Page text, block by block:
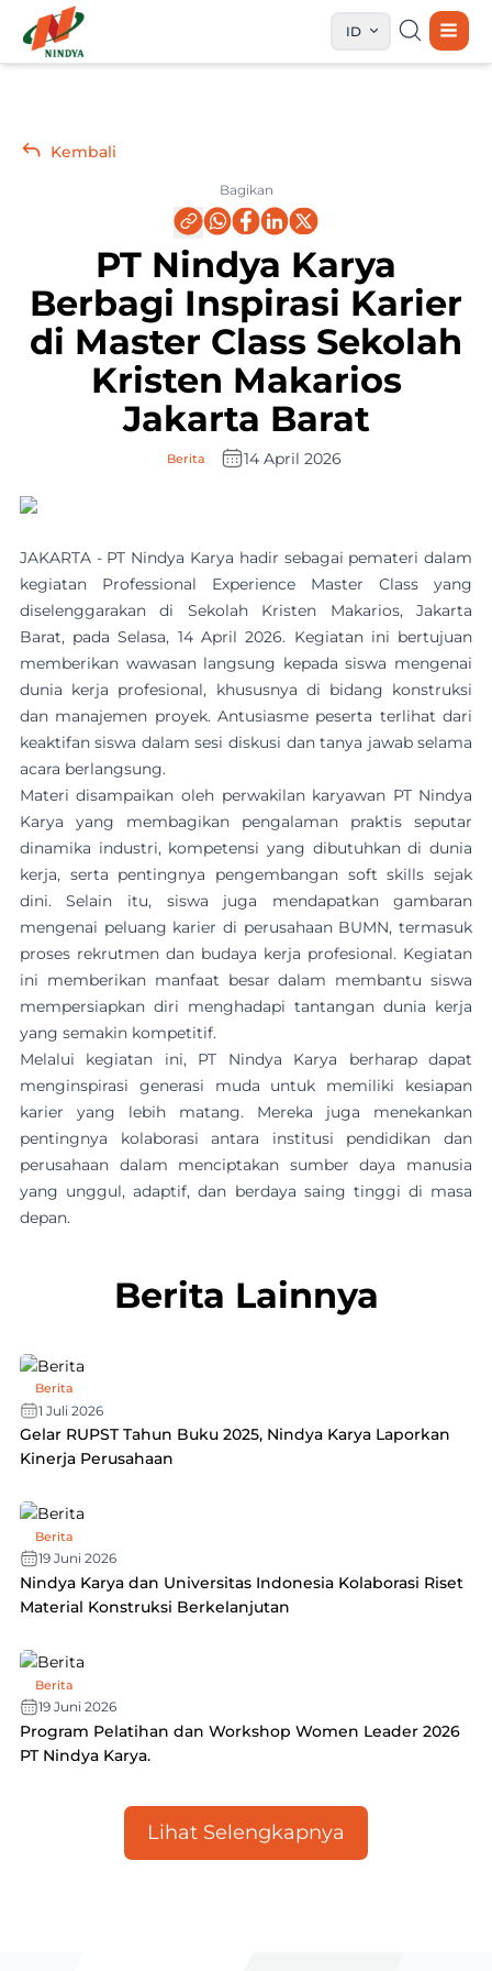
ID
Kembali
Bagikan
PT Nindya Karya
Berbagi Inspirasi Karier
di Master Class Sekolah
Kristen Makarios
Jakarta Barat
Berita 14 April 2026
JAKARTA - PT Nindya Karya hadir sebagai pemateri dalam
kegiatan Professional Experience Master Class yang
diselenggarakan di Sekolah Kristen Makarios, Jakarta
Barat, pada Selasa, 14 April 2026. Kegiatan ini bertujuan
memberikan wawasan langsung kepada siswa mengenai
dunia kerja profesional, khususnya di bidang konstruksi
dan manajemen proyek. Antusiasme peserta terlihat dari
keaktifan siswa dalam sesi diskusi dan tanya jawab selama
acara berlangsung.
Materi disampaikan oleh perwakilan karyawan PT Nindya
Karya yang membagikan pengalaman praktis seputar
dinamika industri, kompetensi yang dibutuhkan di dunia
kerja, serta pentingnya pengembangan soft skills sejak
dini. Selain itu, siswa juga mendapatkan gambaran
mengenai peluang karier di perusahaan BUMN, termasuk
proses rekrutmen dan budaya kerja profesional. Kegiatan
ini memberikan manfaat besar dalam membantu siswa
mempersiapkan diri menghadapi tantangan dunia kerja
yang semakin kompetitif.
Melalui kegiatan ini, PT Nindya Karya berharap dapat
menginspirasi generasi muda untuk memiliki kesiapan
karier yang lebih matang. Mereka juga menekankan
pentingnya kolaborasi antara institusi pendidikan dan
perusahaan dalam menciptakan sumber daya manusia
yang unggul, adaptif, dan berdaya saing tinggi di masa
depan.
Berita Lainnya
Berita
1 Juli 2026
Gelar RUPST Tahun Buku 2025, Nindya Karya Laporkan
Kinerja Perusahaan
Berita
19 Juni 2026
Nindya Karya dan Universitas Indonesia Kolaborasi Riset
Material Konstruksi Berkelanjutan
Berita
19 Juni 2026
Program Pelatihan dan Workshop Women Leader 2026
PT Nindya Karya.
Lihat Selengkapnya